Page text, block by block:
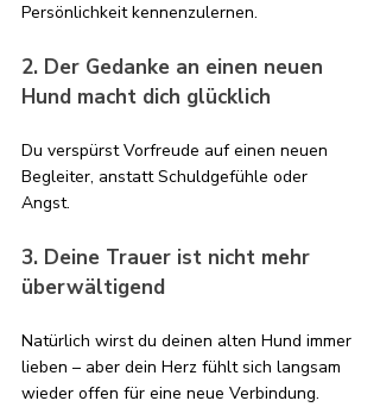
Persönlichkeit kennenzulernen.
2. Der Gedanke an einen neuen
Hund macht dich glücklich
Du verspürst Vorfreude auf einen neuen
Begleiter, anstatt Schuldgefühle oder
Angst.
3. Deine Trauer ist nicht mehr
überwältigend
Natürlich wirst du deinen alten Hund immer
lieben – aber dein Herz fühlt sich langsam
wieder offen für eine neue Verbindung.